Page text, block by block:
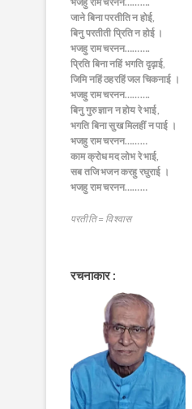
जाने बिना परतीति न होई,
बिनु परतीती प्रिति न होई ।
भजहु राम चरनन……….
प्रिति बिना नहिं भगति दृढ़ाई,
जिमि नहिं ठहरहिं जल चिकनाई ।
भजहु राम चरनन……….
बिनु गुरु ज्ञान न होय रे भाई,
भगति बिना सुख मिलहीं न पाई ।
भजहु राम चरनन………
काम क्रोध मद लोभ रे भाई,
सब तजि भजन करहु रघुराई ।
भजहु राम चरनन………
परतीति = विश्वास
रचनाकार :